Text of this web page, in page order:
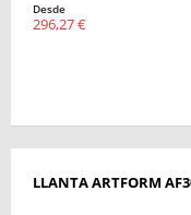
Desde
296,27 €
LLANTA ARTFORM